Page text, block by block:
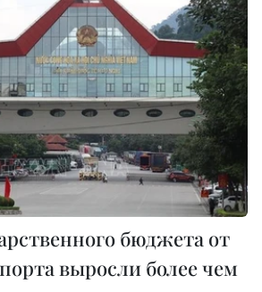
бюджета от
выросли более чем